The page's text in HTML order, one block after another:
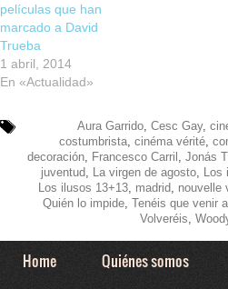
películas que han
marcado a David
Trueba
1 abril, 2014
En «Actualidad»
Aura Garrido, Cesc Gay,
costumbrista, cinéma vérité,
decoración, Francesco Carril Jonás
juventud, La virgen de agosto, Los
Los ilusos 13+13, madrid, nouvelle
Quién lo impide, Tenéis que venir
Volveréis
Home Quiénes somos